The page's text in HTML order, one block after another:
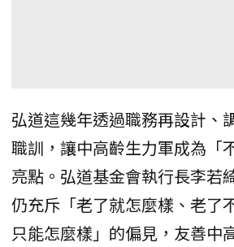
弘道這幾年透過職務再設計、
職訓，讓中高齡生力軍成為「
亮點。弘道基金會執行長李若
仍充斥「老了就怎麼樣、老了
只能怎麼樣」的偏見，友善中